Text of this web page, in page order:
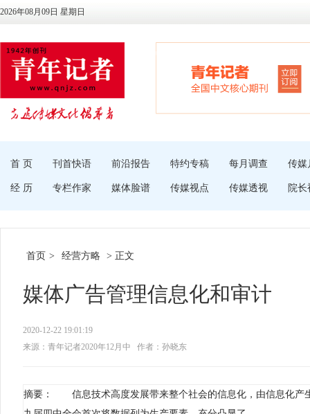
2026年08月09日 星期日
首 页 刊首快语 前沿报告 特约专稿 每月调查 传媒
经 历 专栏作家 媒体脸谱 传媒视点 传媒透视 院长
首页 > 经营方略 > 正文
媒体广告管理信息化和审计
2020-12-22 19:01:19
来源：青年记者2020年12月中
作者：孙晓东
摘要： 信息技术高度发展带来整个社会的信息化，由信息化产